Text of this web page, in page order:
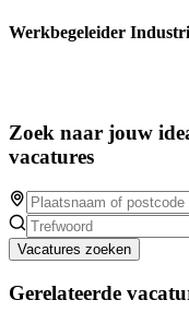
Werkbegeleider
Zoek naar jouw
vacatures
Vacatures zoeken
Gerelateerde